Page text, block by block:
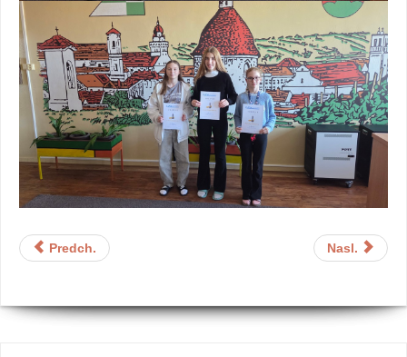
Predch. Nasl.